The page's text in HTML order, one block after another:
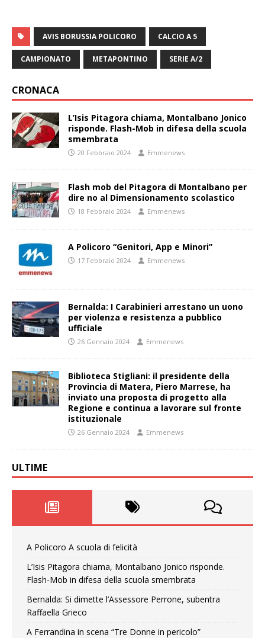
AVIS BORUSSIA POLICORO CALCIO A 5
CAMPIONATO METAPONTINO SERIE A/2
CRONACA
L’Isis Pitagora chiama, Montalbano Jonico
risponde. Flash-Mob in difesa della scuola
smembrata
20 Febbraio 2024 Emmenews
Flash mob del Pitagora di Montalbano per
dire no al Dimensionamento scolastico
18 Febbraio 2024 Emmenews
A Policoro “Genitori, App e Minori”
17 Febbraio 2024 Emmenews
Bernalda: I Carabinieri arrestano un uono
per violenza e resistenza a pubblico
ufficiale
26 Gennaio 2024 Emmenews
Biblioteca Stigliani: il presidente della
Provincia di Matera, Piero Marrese, ha
inviato una proposta di progetto alla
Regione e continua a lavorare sul fronte
istituzionale
26 Gennaio 2024 Emmenews
ULTIME
A Policoro A scuola di felicità
L’Isis Pitagora chiama, Montalbano Jonico risponde.
Flash-Mob in difesa della scuola smembrata
Bernalda: Si dimette l’Assessore Perrone, subentra
Raffaella Grieco
A Ferrandina in scena “Tre Donne in pericolo”